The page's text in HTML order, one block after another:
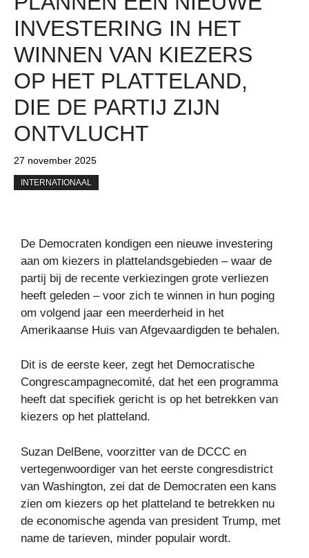
INVESTERING IN HET
WINNEN VAN KIEZERS
OP HET PLATTELAND,
DIE DE PARTIJ ZIJN
ONTVLUCHT
27 november 2025
INTERNATIONAAL
De Democraten kondigen een nieuwe investering
aan om kiezers in plattelandsgebieden – waar de
partij bij de recente verkiezingen grote verliezen
heeft geleden – voor zich te winnen in hun poging
om volgend jaar een meerderheid in het
Amerikaanse Huis van Afgevaardigden te behalen.
Dit is de eerste keer, zegt het Democratische
Congrescampagnecomité, dat het een programma
heeft dat specifiek gericht is op het betrekken van
kiezers op het platteland.
Suzan DelBene, voorzitter van de DCCC en
vertegenwoordiger van het eerste congresdistrict
van Washington, zei dat de Democraten een kans
zien om kiezers op het platteland te betrekken nu
de economische agenda van president Trump, met
name de tarieven, minder populair wordt.